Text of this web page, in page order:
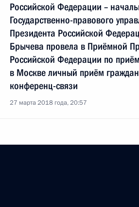
Российской Федерации –
Государственно-правового
Президента Российской
Брычева провела в Приёмной
Российской Федерации по
в Москве личный приём
конференц-связи
27 марта 2018 года, 20:57